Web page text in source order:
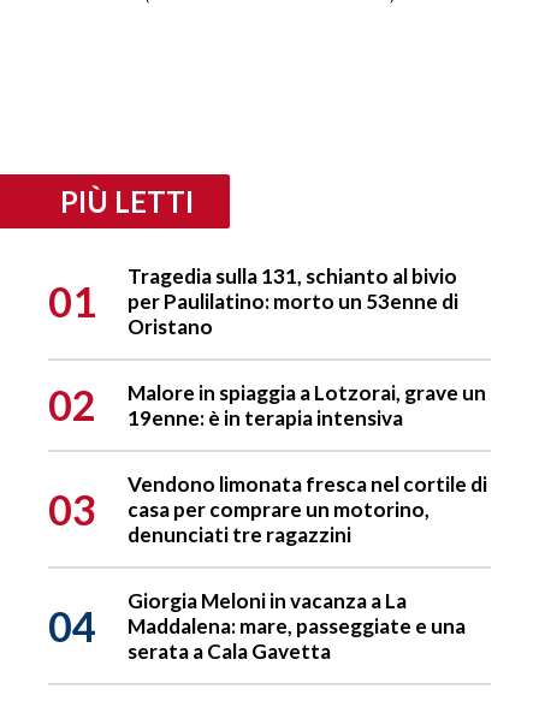
PIÙ LETTI
01
Tragedia sulla 131, schianto al bivio
per Paulilatino: morto un 53enne di
Oristano
02
Malore in spiaggia a Lotzorai, grave un
19enne: è in terapia intensiva
03
Vendono limonata fresca nel cortile di
casa per comprare un motorino,
denunciati tre ragazzini
04
Giorgia Meloni in vacanza a La
Maddalena: mare, passeggiate e una
serata a Cala Gavetta